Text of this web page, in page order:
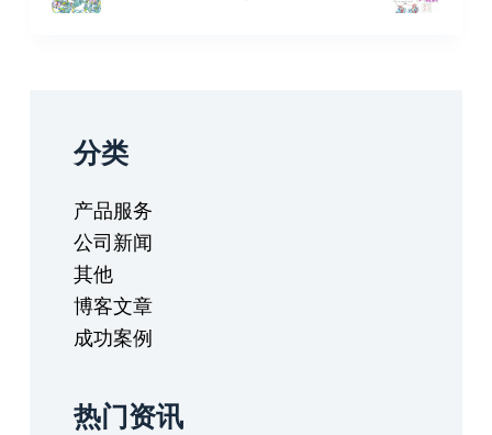
分类
产品服务
公司新闻
其他
博客文章
成功案例
热门资讯